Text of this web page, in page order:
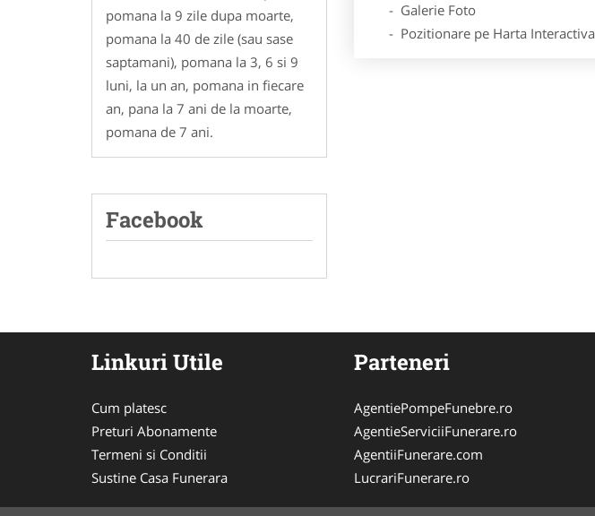
pomana la 9 zile dupa moarte,
pomana la 40 de zile (sau sase
saptamani), pomana la 3, 6 si 9
luni, la un an, pomana in fiecare
an, pana la 7 ani de la moarte,
pomana de 7 ani.
Facebook
- Galerie Foto
- Pozitionare pe Harta Interactiva
Linkuri Utile
Cum platesc
Preturi Abonamente
Termeni si Conditii
Sustine Casa Funerara
Parteneri
AgentiePompeFunebre.ro
AgentieServiciiFunerare.ro
AgentiiFunerare.com
LucrariFunerare.ro